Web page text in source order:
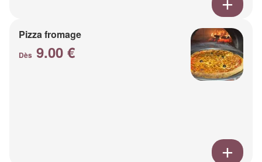
Pizza fromage
Dès 9.00 €